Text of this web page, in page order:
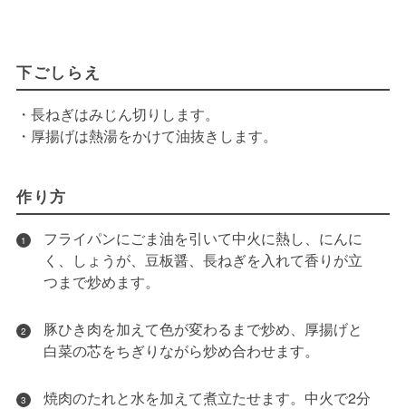
下ごしらえ
・長ねぎはみじん切りします。
・厚揚げは熱湯をかけて油抜きします。
作り方
1
フライパンにごま油を引いて中火に熱し、にんに
く、しょうが、豆板醤、長ねぎを入れて香りが立
つまで炒めます。
2
豚ひき肉を加えて色が変わるまで炒め、厚揚げと
白菜の芯をちぎりながら炒め合わせます。
3 焼肉のたれと水を加えて煮立たせます。中火で2分